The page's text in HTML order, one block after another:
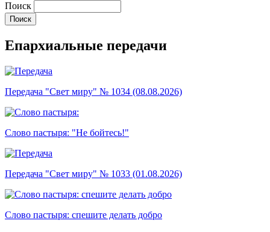
Поиск
Епархиальные передачи
Передача "Свет миру" № 1034 (08.08.2026)
Слово пастыря: "Не бойтесь!"
Передача "Свет миру" № 1033 (01.08.2026)
Слово пастыря: спешите делать добро